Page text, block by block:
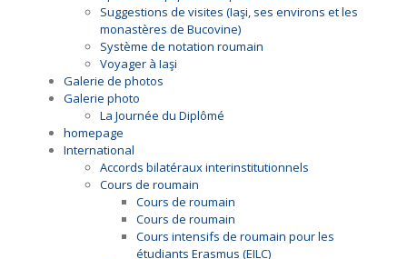
Suggestions de visites (Iaşi, ses environs et les
monastères de Bucovine)
Système de notation roumain
Voyager à Iaşi
Galerie de photos
Galerie photo
La Journée du Diplômé
homepage
International
Accords bilatéraux interinstitutionnels
Cours de roumain
Cours de roumain
Cours de roumain
Cours intensifs de roumain pour les
étudiants Erasmus (EILC)